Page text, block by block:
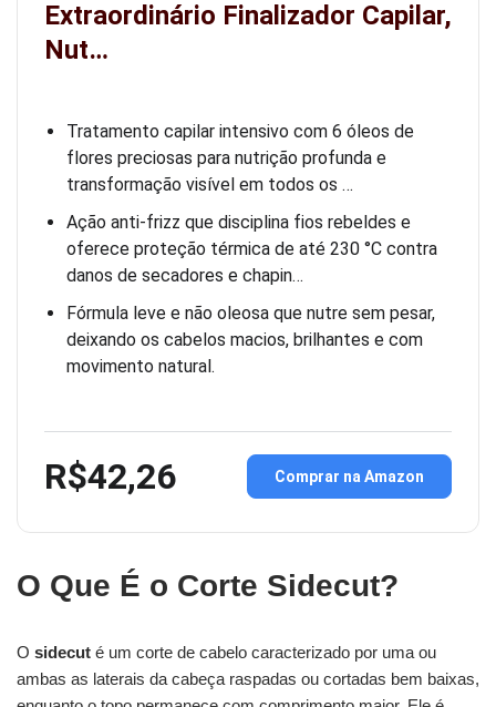
Extraordinário Finalizador Capilar,
Nut…
Tratamento capilar intensivo com 6 óleos de
flores preciosas para nutrição profunda e
transformação visível em todos os …
Ação anti-frizz que disciplina fios rebeldes e
oferece proteção térmica de até 230 °C contra
danos de secadores e chapin…
Fórmula leve e não oleosa que nutre sem pesar,
deixando os cabelos macios, brilhantes e com
movimento natural.
R$42,26 Comprar na Amazon
O Que É o Corte Sidecut?
O sidecut é um corte de cabelo caracterizado por uma ou
ambas as laterais da cabeça raspadas ou cortadas bem baixas,